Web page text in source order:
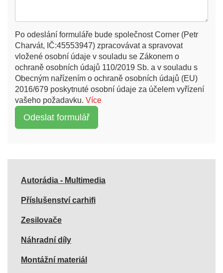
Po odeslání formuláře bude společnost Corner (Petr
Charvát, IČ:45553947) zpracovávat a spravovat
vložené osobní údaje v souladu se Zákonem o
ochraně osobních údajů 110/2019 Sb. a v souladu s
Obecným nařízením o ochraně osobních údajů (EU)
2016/679 poskytnuté osobní údaje za účelem vyřízení
vašeho požadavku. Více
Autorádia - Multimedia
Příslušenství carhifi
Zesilovače
Náhradní díly
Montážní materiál